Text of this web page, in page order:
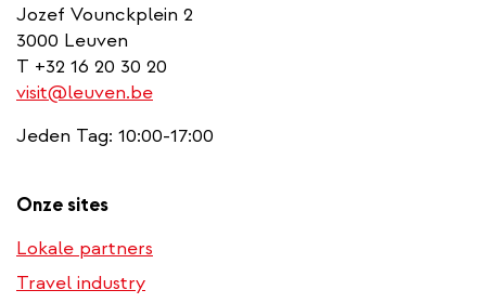
Jozef Vounckplein 2
3000 Leuven
T +32 16 20 30 20
visit@leuven.be
Jeden Tag: 10:00-17:00
Onze sites
Lokale partners
Travel industry